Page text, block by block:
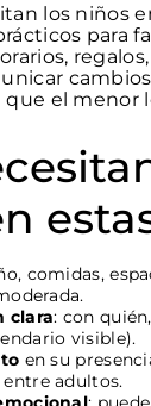
los niños
para
que el menor
comidas,
clara: con
visible).
en su
entre adultos.